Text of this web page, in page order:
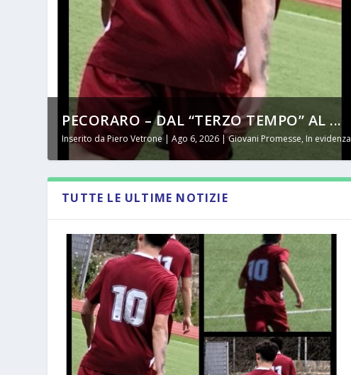
PECORARO – DAL “TERZO TEMPO” AL ...
Inserito daPiero Vetrone|Ago 6, 2026 |Giovani Promesse,In evidenza
TUTTE LE ULTIME NOTIZIE